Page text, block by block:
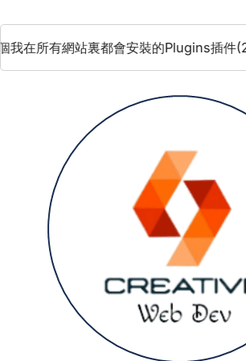
有網站裏都會安裝的Plugins插件(2025)